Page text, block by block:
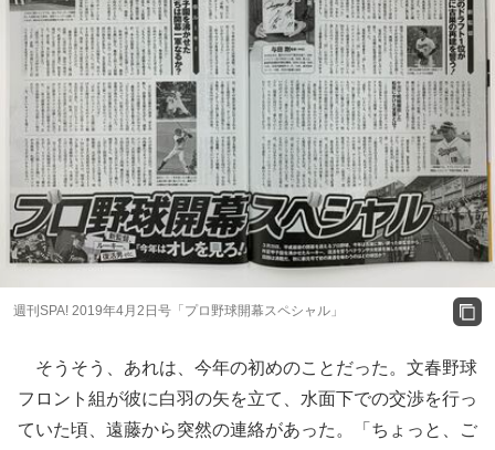
週刊SPA! 2019年4月2日号「プロ野球開幕スペシャル」
そうそう、あれは、今年の初めのことだった。文春野球
フロント組が彼に白羽の矢を立て、水面下での交渉を行っ
ていた頃、遠藤から突然の連絡があった。「ちょっと、ご